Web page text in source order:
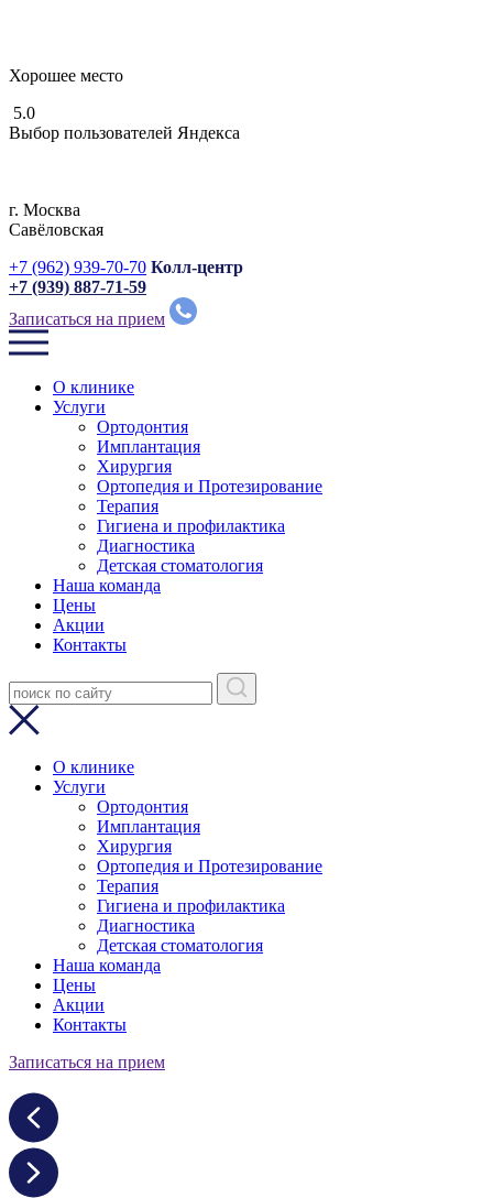
Хорошее место
5.0
Выбор пользователей Яндекса
г. Москвa
Савёловская
+7 (962) 939-70-70 Колл-центр
+7 (939) 887-71-59
Записаться на прием
О клинике
Услуги
Ортодонтия
Имплантация
Хирургия
Ортопедия и Протезирование
Терапия
Гигиена и профилактика
Диагностика
Детская стоматология
Наша команда
Цены
Акции
Контакты
О клинике
Услуги
Ортодонтия
Имплантация
Хирургия
Ортопедия и Протезирование
Терапия
Гигиена и профилактика
Диагностика
Детская стоматология
Наша команда
Цены
Акции
Контакты
Записаться на прием